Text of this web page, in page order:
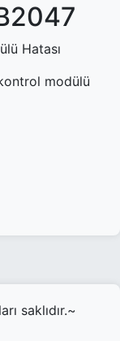
Hatası
modülü
saklıdır.~